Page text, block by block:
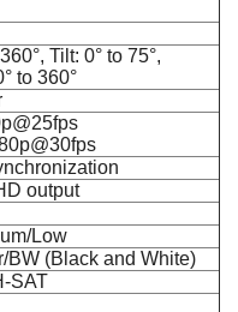
Tilt: 0° to 75°,
to 360°
output
Low
BW (Black and White)
SAT